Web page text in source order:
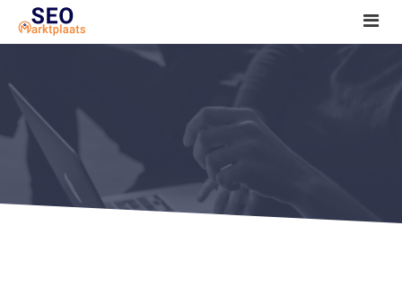
SEO tools reviews
Marketeer bij jou in de buurt?
Offerte
1. Seo voor beginners +
2. Onderzoeken +